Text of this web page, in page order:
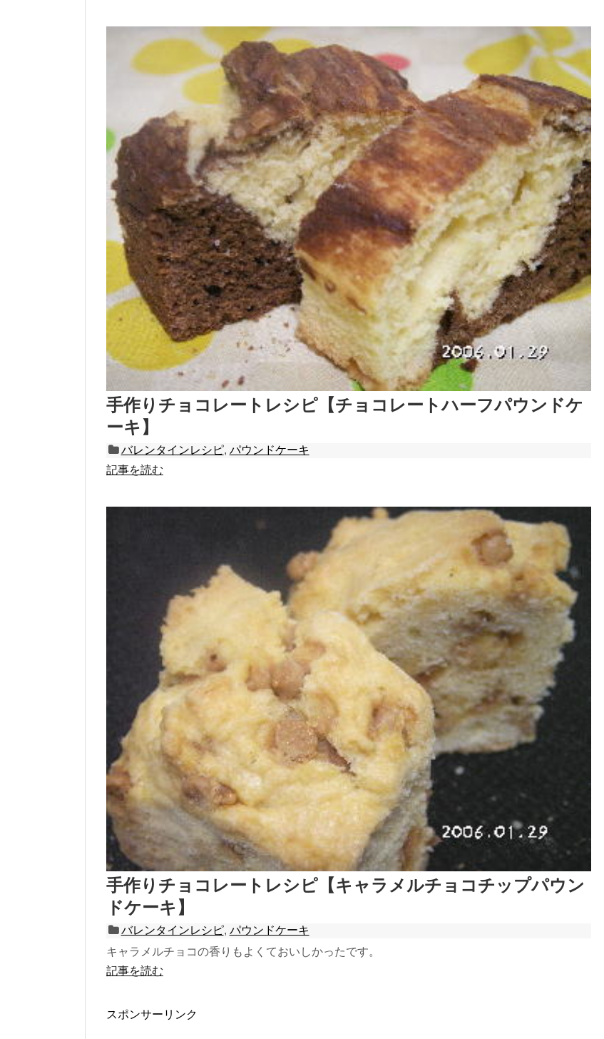
手作りチョコレートレシピ【チョコレートハーフパウンドケ
ーキ】
バレンタインレシピ, パウンドケーキ
記事を読む
手作りチョコレートレシピ【キャラメルチョコチップパウン
ドケーキ】
バレンタインレシピ, パウンドケーキ
キャラメルチョコの香りもよくておいしかったです。
記事を読む
スポンサーリンク